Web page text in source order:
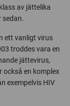
av jättelika
sedan.
ett vanligt virus
troddes vara en
jättevirus,
också en komplex
exempelvis HIV